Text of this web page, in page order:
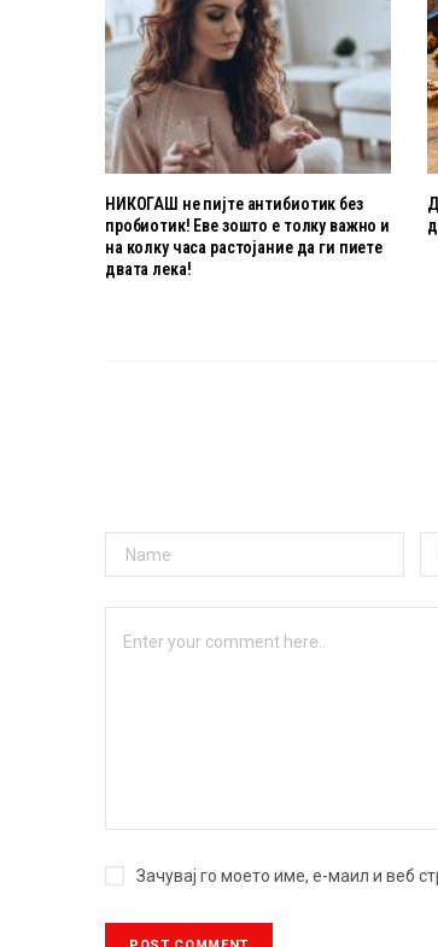
НИКОГАШ не пијте антибиотик без
пробиотик! Еве зошто е толку важно и
на колку часа растојание да ги пиете
двата лека!
Зачувај го моето име, е-маил и веб